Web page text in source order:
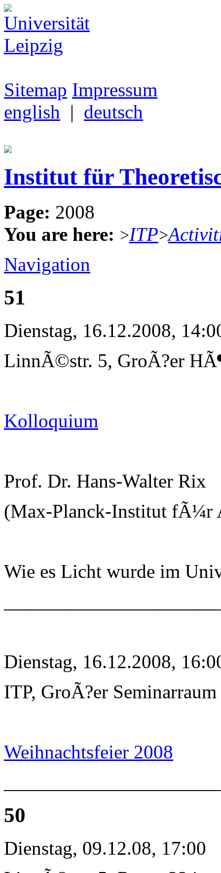
Sitemap Impressum
english | deutsch
Institut für
Page: 2008
You are here: >ITP>
Navigation
51
Dienstag, 16.12.2008,
LinnÃ©str. 5, GroÃ?er
Kolloquium
Prof. Dr. Hans-Walter Rix
(Max-Planck-Institut fÃ¼r
Wie es Licht wurde im
Dienstag, 16.12.2008,
ITP, GroÃ?er Seminarraum
Weihnachtsfeier 2008
50
Dienstag, 09.12.08, 17:00